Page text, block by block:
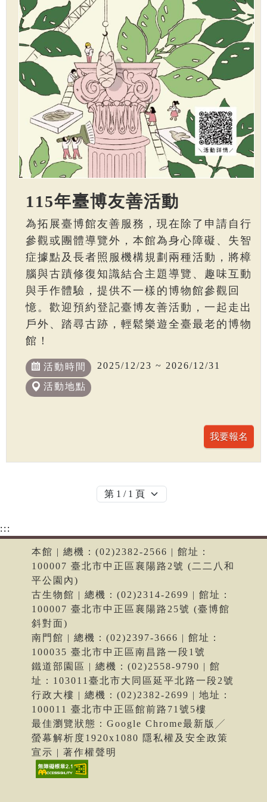
115年臺博友善活動
為拓展臺博館友善服務，現在除了申請自行
參觀或團體導覽外，本館為身心障礙、失智
症據點及長者照服機構規劃兩種活動，將樟
腦與古蹟修復知識結合主題導覽、趣味互動
與手作體驗，提供不一樣的博物館參觀回
憶。歡迎預約登記臺博友善活動，一起走出
戶外、踏尋古跡，輕鬆樂遊全臺最老的博物
館！
活動時間 2025/12/23 ~ 2026/12/31
活動地點
:::
本館 | 總機：(02)2382-2566 | 館址：
100007 臺北市中正區襄陽路2號 (二二八和
平公園內)
古生物館 | 總機：(02)2314-2699 | 館址：
100007 臺北市中正區襄陽路25號 (臺博館
斜對面)
南門館 | 總機：(02)2397-3666 | 館址：
100035 臺北市中正區南昌路一段1號
鐵道部園區 | 總機：(02)2558-9790 | 館
址：103011臺北市大同區延平北路一段2號
行政大樓 | 總機：(02)2382-2699 | 地址：
100011 臺北市中正區館前路71號5樓
最佳瀏覽狀態：Google Chrome最新版╱
螢幕解析度1920x1080 隱私權及安全政策
宣示 | 著作權聲明